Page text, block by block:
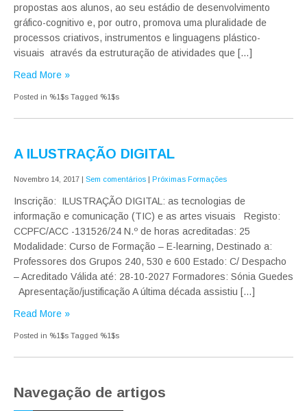
propostas aos alunos, ao seu estádio de desenvolvimento
gráfico-cognitivo e, por outro, promova uma pluralidade de
processos criativos, instrumentos e linguagens plástico-
visuais através da estruturação de atividades que […]
Read More »
Posted in %1$s Tagged %1$s
A ILUSTRAÇÃO DIGITAL
Novembro 14, 2017 | Sem comentários | Próximas Formações
Inscrição: ILUSTRAÇÃO DIGITAL: as tecnologias de
informação e comunicação (TIC) e as artes visuais Registo:
CCPFC/ACC -131526/24 N.º de horas acreditadas: 25
Modalidade: Curso de Formação – E-learning, Destinado a:
Professores dos Grupos 240, 530 e 600 Estado: C/ Despacho
– Acreditado Válida até: 28-10-2027 Formadores: Sónia Guedes
Apresentação/justificação A última década assistiu […]
Read More »
Posted in %1$s Tagged %1$s
Navegação de artigos